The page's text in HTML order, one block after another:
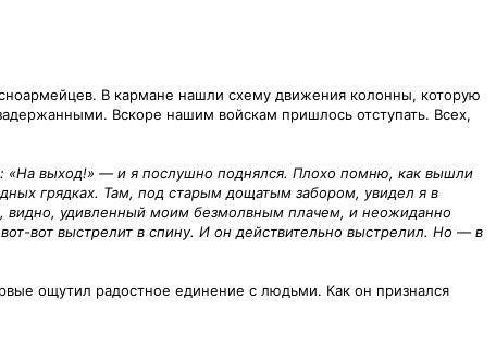
В кармане нашли схему движения колонны, которую
Вскоре нашим войскам пришлось отступать. Всех,
«На выход!» — и я послушно поднялся. Плохо помню, как вышли
грядках. Там, под старым дощатым забором, увидел я в
видно, удивленный моим безмолвным плачем, и неожиданно
вот выстрелит в спину. И он действительно выстрелил. Но — в
ощутил радостное единение с людьми. Как он признался